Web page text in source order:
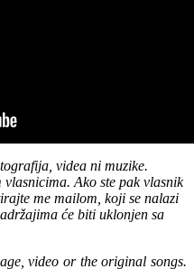
videa ni muzike.
Ako ste pak vlasnik
me mailom, koji se nalazi
će biti uklonjen sa
video or the original songs.